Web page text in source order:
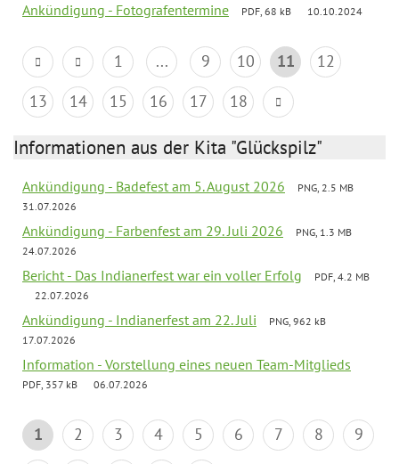
Ankündigung - Fotografentermine PDF, 68 kB 10.10.2024
1 ... 9 10 11
12
13
14 15 16 17 18
Informationen aus der Kita "Glückspilz"
Ankündigung - Badefest am 5. August 2026
PNG, 2.5 MB
31.07.2026
Ankündigung - Farbenfest am 29. Juli 2026
PNG, 1.3 MB
24.07.2026
Bericht - Das Indianerfest war ein voller Erfolg
PDF, 4.2 MB
22.07.2026
Ankündigung - Indianerfest am 22. Juli
PNG, 962 kB
17.07.2026
Information - Vorstellung eines neuen Team-Mitglieds
PDF, 357 kB 06.07.2026
1 2 3 4 5 6 7 8
9